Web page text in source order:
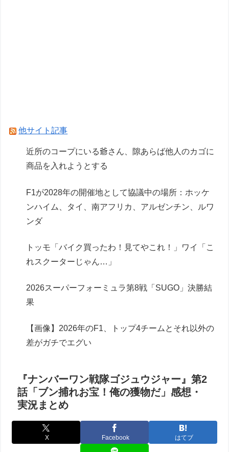
他サイト記事
近所のコープにいる爺さん、隙あらば他人のカゴに
商品を入れようとする
F1が2028年の開催地として協議中の場所：ホッケ
ンハイム、タイ、南アフリカ、アルゼンチン、ルワ
ンダ
トッモ「バイク買ったわ！見てやこれ！」ワイ「こ
れスクーターじゃん…」
2026スーパーフォーミュラ第8戦「SUGO」決勝結
果
【画像】2026年のF1、トップ4チームとそれ以外の
差がガチでエグい
『ナンバーワン戦隊ゴジュウジャー』第2
話「ブン捕れお宝！俺の獲物だ」感想・
実況まとめ
X Facebook はてブ